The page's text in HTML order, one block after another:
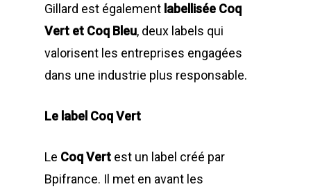
Gillard est également labellisée Coq
Vert et Coq Bleu, deux labels qui
valorisent les entreprises engagées
dans une industrie plus responsable.
Le label Coq Vert
Le Coq Vert est un label créé par
Bpifrance. Il met en avant les